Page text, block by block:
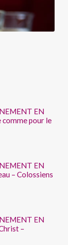
EN
comme pour le
EN
– Colossiens
EN
–